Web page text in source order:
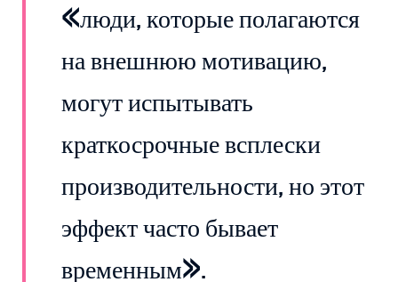
«люди, которые полагаются
на внешнюю мотивацию,
могут испытывать
краткосрочные всплески
производительности, но этот
эффект часто бывает
временным».